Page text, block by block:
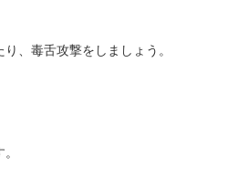
、毒舌攻撃をしましょう。